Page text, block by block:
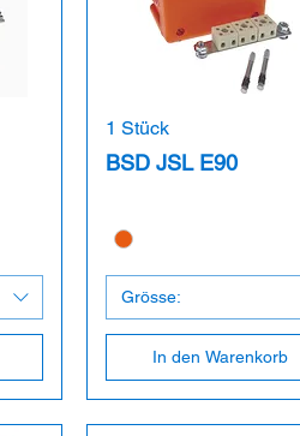
1 Stück
BSD JSL E90
Grösse:
In den Warenkorb